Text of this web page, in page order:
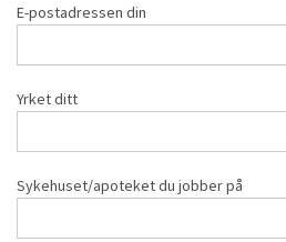
E-postadressen din
Yrket ditt
Sykehuset/apoteket du jobber på